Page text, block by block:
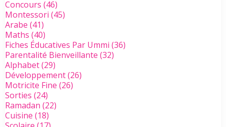
Concours (46)
Montessori (45)
Arabe (41)
Maths (40)
Fiches Éducatives Par Ummi (36)
Parentalité Bienveillante (32)
Alphabet(29)
Développement(26)
Motricite Fine (26)
Sorties (24)
Ramadan (22)
Cuisine (18)